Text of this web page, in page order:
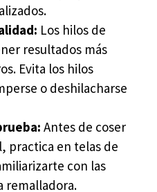
Los hilos de
resultados más
Evita los hilos
o deshilacharse
Antes de coser
practica en telas de
con las
remalladora.